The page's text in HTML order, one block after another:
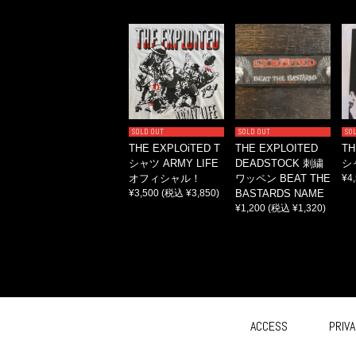
SOLD OUT
THE EXPLOiTED T
シャツ ARMY LIFE
オフィシャル！
¥3,500 (税込 ¥3,850)
SOLD OUT
THE EXPLOITED
DEADSTOCK 刺繍
ワッペン BEAT THE
BASTARDS NAME
¥1,200 (税込 ¥1,320)
シ
ACCESS